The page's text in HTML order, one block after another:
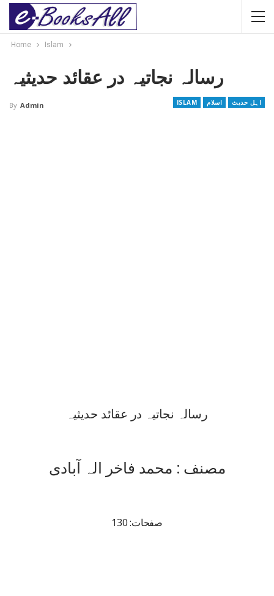
Home Islam
رسالہ نجاتیہ در عقائد حدیثیہ
ISLAM اسلام اہل حدیث By Admin
رسالہ نجاتیہ در عقائد حدیثیہ
مصنف : محمد فاخر الہ آبادی
صفحات: 130